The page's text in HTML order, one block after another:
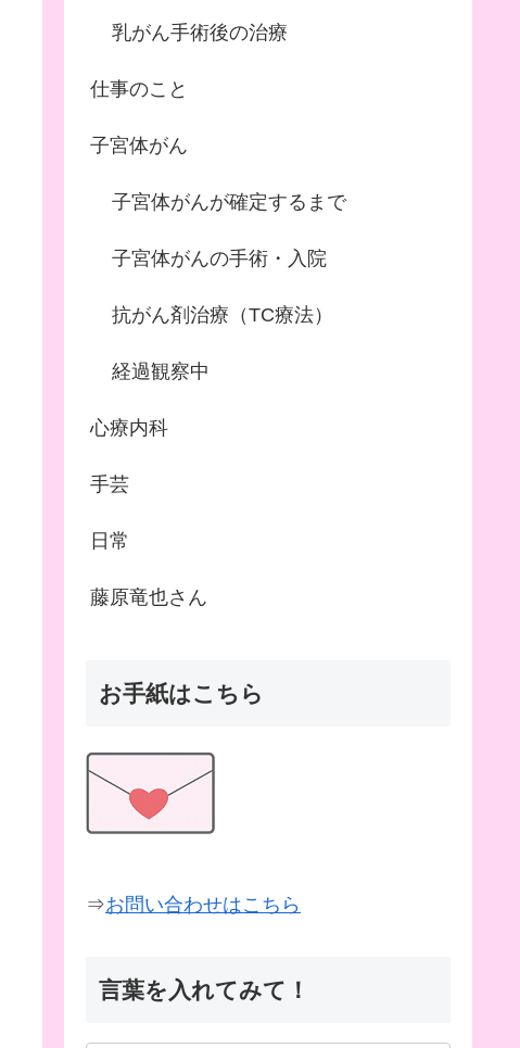
乳がん手術後の治療
仕事のこと
子宮体がん
子宮体がんが確定するまで
子宮体がんの手術・入院
抗がん剤治療（TC療法）
経過観察中
心療内科
手芸
日常
藤原竜也さん
お手紙はこちら
⇒お問い合わせはこちら
言葉を入れてみて！